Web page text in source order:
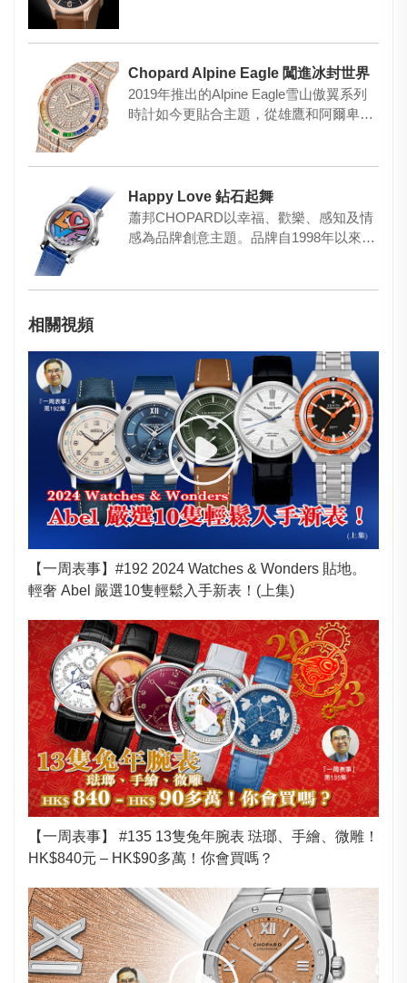
Chopard Alpine Eagle 闖進冰封世界
2019年推出的Alpine Eagle雪山傲翼系列
時計如今更貼合主題，從雄鷹和阿爾卑斯
Happy Love 鉆石起舞
蕭邦CHOPARD以幸福、歡樂、感知及情
感為品牌創意主題。品牌自1998年以來擔
相關視頻
【一周表事】#192 2024 Watches & Wonders 貼地。
輕奢 Abel 嚴選10隻輕鬆入手新表！(上集)
【一周表事】 #135 13隻兔年腕表 琺瑯、手繪、微雕！
HK$840元 – HK$90多萬！你會買嗎？